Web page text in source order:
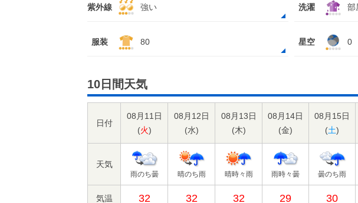
紫外線 強い 洗濯 部
服装 80 星空 0
10日間天気
日付
08月11日
(火)
08月12日
(水)
08月13日
(木)
08月14日
(金)
08月15日
(土)
天気
雨のち曇 晴のち雨 晴時々雨 雨時々曇 曇のち雨
気温 32 32 32 29 30